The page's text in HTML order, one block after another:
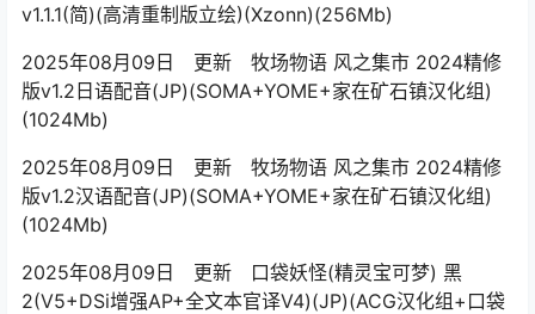
v1.1.1(简)(高清重制版立绘)(Xzonn)(256Mb)
2025年08月09日 更新 牧场物语 风之集市 2024精修
版v1.2日语配音(JP)(SOMA+YOME+家在矿石镇汉化组)
(1024Mb)
2025年08月09日 更新 牧场物语 风之集市 2024精修
版v1.2汉语配音(JP)(SOMA+YOME+家在矿石镇汉化组)
(1024Mb)
2025年08月09日 更新 口袋妖怪(精灵宝可梦) 黑
2(V5+DSi增强AP+全文本官译V4)(JP)(ACG汉化组+口袋